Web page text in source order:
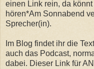
einen Link rein, da
hören*Am Sonnabend
Sprecher(in).
Im Blog findet ihr die
auch das Podcast,
dabei. Dieser Link für